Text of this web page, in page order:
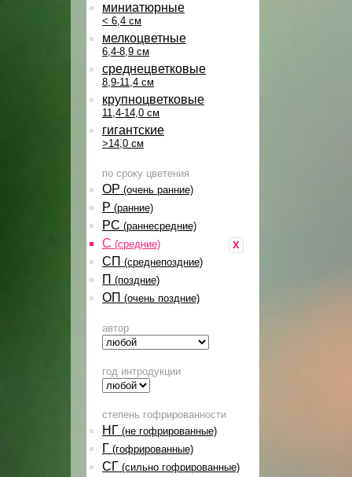
миниатюрные
< 6,4 см
мелкоцветные
6,4-8,9 см
среднецветковые
8,9-11,4 см
крупноцветковые
11,4-14,0 см
гигантские
>14,0 см
по сроку цветения
ОР (очень ранние)
Р (ранние)
РС (раннесредние)
x
С (средние)
СП (среднепоздние)
П (поздние)
ОП (очень поздние)
автор
год интродукции
степень гофрированности
НГ (не гофрированные)
Г (гофрированные)
СГ (сильно гофрированные)